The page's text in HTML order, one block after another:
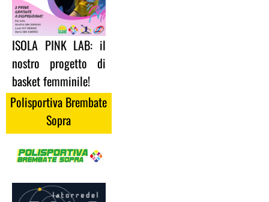
ISOLA PINK LAB: il
nostro progetto di
basket femminile!
Polisportiva Brembate
Sopra